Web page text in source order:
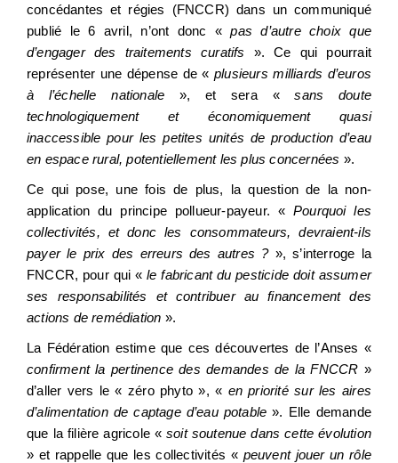
concédantes et régies (FNCCR) dans un communiqué
publié le 6 avril, n’ont donc « pas d’autre choix que
d’engager des traitements curatifs ». Ce qui pourrait
représenter une dépense de «plusieurs milliards d’euros
à l’échelle nationale », et sera «sans doute
technologiquement et économiquement quasi
inaccessible pour les petites unités de production d’eau
en espace rural, potentiellement les plus concernées ».
Ce qui pose, une fois de plus, la question de la non-
application du principe pollueur-payeur. « Pourquoi les
collectivités, et donc les consommateurs, devraient-ils
payer le prix des erreurs des autres ?», s’interroge la
FNCCR, pour qui «le fabricant du pesticide doit assumer
ses responsabilités et contribuer au financement des
actions de remédiation ».
La Fédération estime que ces découvertes de l’Anses «
confirment la pertinence des demandes de la FNCCR »
d’aller vers le « zéro phyto », « en priorité sur les aires
d’alimentation de captage d’eau potable». Elle demande
que la filière agricole «soit soutenue dans cette évolution
» et rappelle que les collectivités «peuvent jouer un rôle